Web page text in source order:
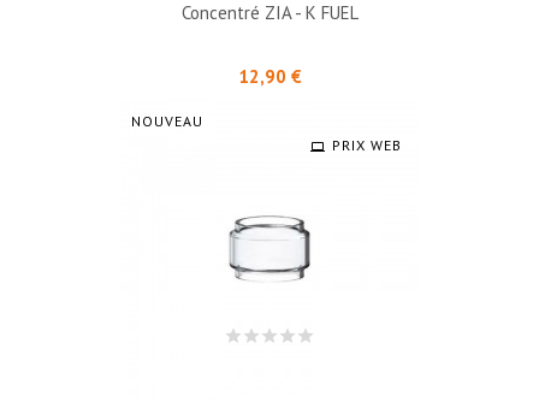
Concentré ZIA - K FUEL
12,90 €Prix
PRIX WEB
NOUVEAU